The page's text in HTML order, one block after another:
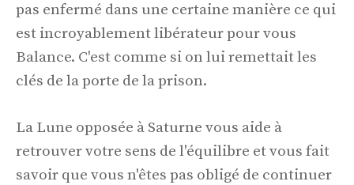
pas enfermé dans une certaine manière ce qui
est incroyablement libérateur pour vous
Balance. C'est comme si on lui remettait les
clés de la porte de la prison.
La Lune opposée à Saturne vous aide à
retrouver votre sens de l'équilibre et vous fait
savoir que vous n'êtes pas obligé de continuer